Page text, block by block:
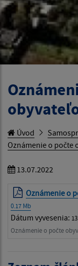
Úvod
Oznámenie o počte
13.07.2022
Oznámenie o
0.17 Mb
Dátum vyvesenia:
Oznámenie o počte